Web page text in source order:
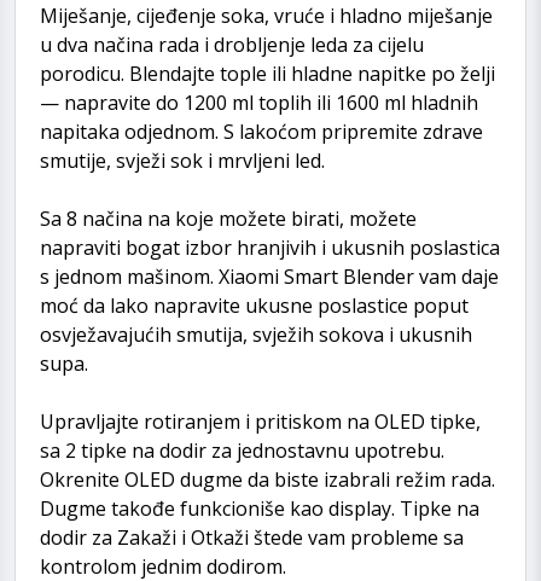
Miješanje, cijeđenje soka, vruće i hladno miješanje
u dva načina rada i drobljenje leda za cijelu
porodicu. Blendajte tople ili hladne napitke po želji
— napravite do 1200 ml toplih ili 1600 ml hladnih
napitaka odjednom. S lakoćom pripremite zdrave
smutije, svježi sok i mrvljeni led.
Sa 8 načina na koje možete birati, možete
napraviti bogat izbor hranjivih i ukusnih poslastica
s jednom mašinom. Xiaomi Smart Blender vam daje
moć da lako napravite ukusne poslastice poput
osvježavajućih smutija, svježih sokova i ukusnih
supa.
Upravljajte rotiranjem i pritiskom na OLED tipke,
sa 2 tipke na dodir za jednostavnu upotrebu.
Okrenite OLED dugme da biste izabrali režim rada.
Dugme takođe funkcioniše kao display. Tipke na
dodir za Zakaži i Otkaži štede vam probleme sa
kontrolom jednim dodirom.